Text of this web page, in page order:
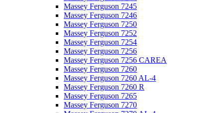
Massey Ferguson 7245
Massey Ferguson 7246
Massey Ferguson 7250
Massey Ferguson 7252
Massey Ferguson 7254
Massey Ferguson 7256
Massey Ferguson 7256 CAREA
Massey Ferguson 7260
Massey Ferguson 7260 AL-4
Massey Ferguson 7260 R
Massey Ferguson 7265
Massey Ferguson 7270